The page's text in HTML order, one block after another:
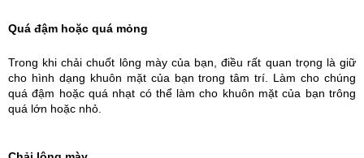
Quá đậm hoặc quá mỏng
Trong khi chải chuốt lông mày của bạn, điều rất quan trọng là giữ
cho hình dạng khuôn mặt của bạn trong tâm trí. Làm cho chúng
quá đậm hoặc quá nhạt có thể làm cho khuôn mặt của bạn trông
quá lớn hoặc nhỏ.